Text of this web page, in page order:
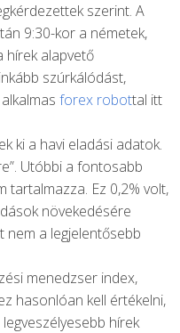
szerint. A
9:30-kor a németek,
hírek alapvető
szúrkálódást,
forex robottal itt
ki a havi eladási adatok.
Utóbbi a fontosabb
tartalmazza. Ez 0,2% volt,
növekedésére
nem a legjelentősebb
menedzser index,
hasonlóan kell értékelni,
hírek